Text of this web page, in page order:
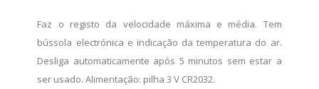
Faz o registo da velocidade máxima e média. Tem
bússola electrónica e indicação da temperatura do ar.
Desliga automaticamente após 5 minutos sem estar a
ser usado. Alimentação: pilha 3 V CR2032.